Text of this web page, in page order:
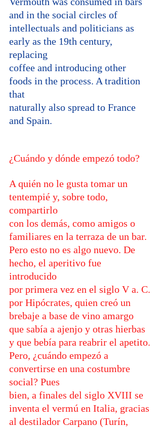
and in the social circles of
intellectuals and politicians as
early as the 19th century,
replacing
coffee and introducing other
foods in the process. A tradition
that
naturally also spread to France
and Spain.
¿Cuándo y dónde empezó todo?
A quién no le gusta tomar un
tentempié y, sobre todo,
compartirlo
con los demás, como amigos o
familiares en la terraza de un bar.
Pero esto no es algo nuevo. De
hecho, el aperitivo fue
introducido
por primera vez en el siglo V a. C.
por Hipócrates, quien creó un
brebaje a base de vino amargo
que sabía a ajenjo y otras hierbas
y que bebía para reabrir el apetito.
Pero, ¿cuándo empezó a
convertirse en una costumbre
social? Pues
bien, a finales del siglo XVIII se
inventa el vermú en Italia, gracias
al destilador Carpano (Turín,